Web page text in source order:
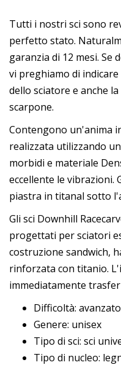
Tutti i nostri sci sono
perfetto stato.
garanzia di 12 mesi. Se
vi preghiamo di
dello sciatore e anche
scarpone.
Contengono un'anima
realizzata utilizzando
morbidi e materiale
eccellente le vibrazioni.
piastra in titanal sotto
Gli sci Downhill
progettati per sciatori
costruzione sandwich,
rinforzata con titanio.
immediatamente
Difficoltà:
Genere: unisex
Tipo di sci: sci
Tipo di nucleo: